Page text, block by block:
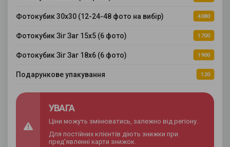
Фотокубик 30х30 (12-24-48 фото на вибір) 4080
Фотокубик Зіг Заг 15х5 (6 фото) 1700
Фотокубик Зіг Заг 18х6 (6 фото) 1900
Подарункове упакування 120
УВАГА
Ціни можуть змінюватись, залежно від регіону.
Для постійних клієнтів діють знижки при
пред'явленні карти знижок.